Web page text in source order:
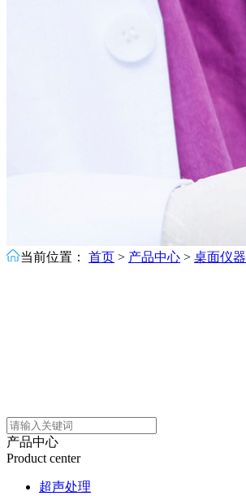
当前位置： 首页 > 产品中心 > 桌面仪器
产品中心
Product center
超声处理